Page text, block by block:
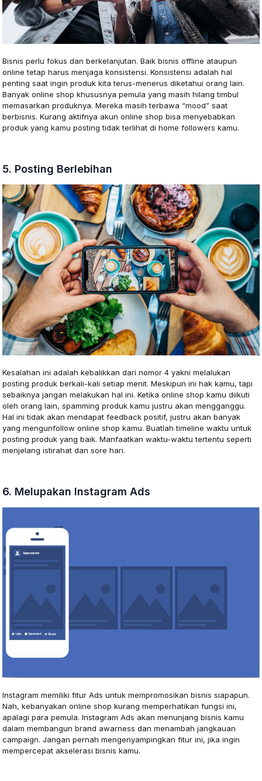
Bisnis perlu fokus dan berkelanjutan. Baik bisnis offline ataupun
online tetap harus menjaga konsistensi. Konsistensi adalah hal
penting saat ingin produk kita terus-menerus diketahui orang lain.
Banyak online shop khususnya pemula yang masih hilang timbul
memasarkan produknya. Mereka masih terbawa “mood” saat
berbisnis. Kurang aktifnya akun online shop bisa menyebabkan
produk yang kamu posting tidak terlihat di home followers kamu.
5. Posting Berlebihan
Kesalahan ini adalah kebalikkan dari nomor 4 yakni melalukan
posting produk berkali-kali setiap menit. Meskipun ini hak kamu, tapi
sebaiknya jangan melakukan hal ini. Ketika online shop kamu diikuti
oleh orang lain, spamming produk kamu justru akan mengganggu.
Hal ini tidak akan mendapat feedback positif, justru akan banyak
yang mengunfollow online shop kamu. Buatlah timeline waktu untuk
posting produk yang baik. Manfaatkan waktu-waktu tertentu seperti
menjelang istirahat dan sore hari.
6. Melupakan Instagram Ads
Instagram memiliki fitur Ads untuk mempromosikan bisnis siapapun.
Nah, kebanyakan online shop kurang memperhatikan fungsi ini,
apalagi para pemula. Instagram Ads akan menunjang bisnis kamu
dalam membangun brand awarness dan menambah jangkauan
campaign. Jangan pernah mengenyampingkan fitur ini, jika ingin
mempercepat akselerasi bisnis kamu.